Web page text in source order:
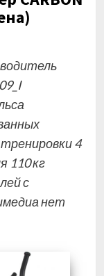
4
110 кг
с
нет